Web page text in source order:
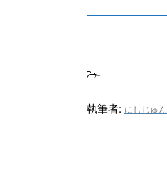
-
執筆者: にしじゅん